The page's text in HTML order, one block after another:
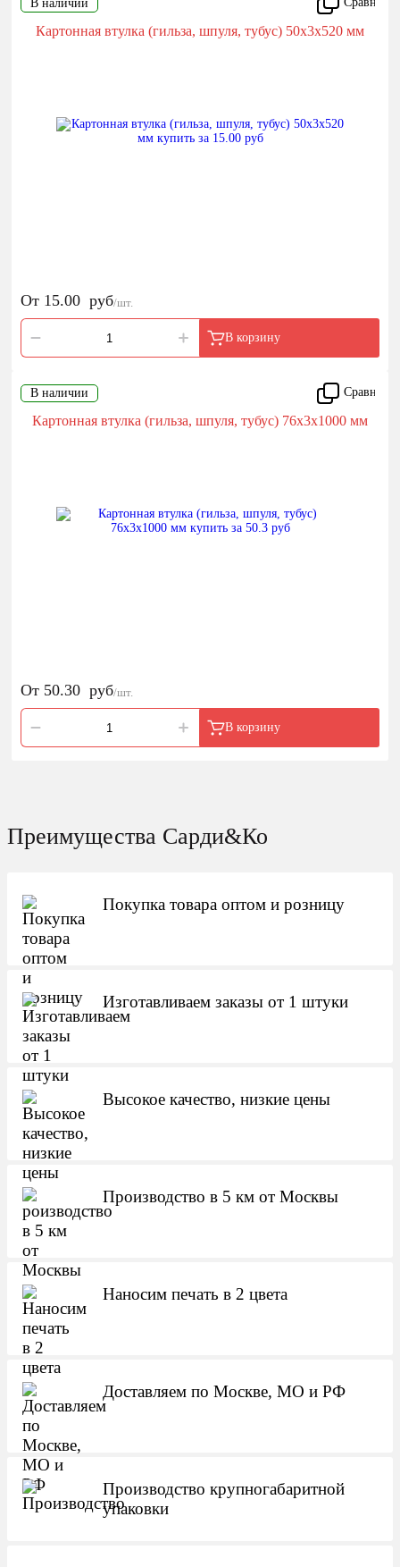
В наличии
Картонная втулка (гильза, шпуля, тубус) 50х3х520 мм
От 15.00 руб/шт.
В корзину
Сравнить
В наличии
Картонная втулка (гильза, шпуля, тубус) 76х3х1000 мм
От 50.30 руб/шт.
В корзину
Преимущества Сарди&Ко
Покупка товара оптом и розницу
Изготавливаем заказы от 1 штуки
Высокое качество, низкие цены
Производство в 5 км от Москвы
Наносим печать в 2 цвета
Доставляем по Москве, МО и РФ
Производство крупногабаритной
упаковки